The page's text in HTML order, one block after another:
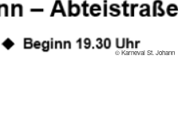
© Karneval St. Johann